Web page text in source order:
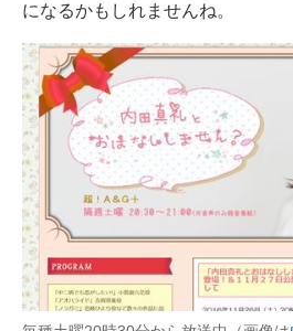
になるかもしれませんね。